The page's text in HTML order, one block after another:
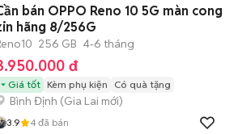
bán OPPO Reno 10 5G màn cong
hãng 8/256G
256 GB 4-6 tháng
đ
Giá tốt Kèm phụ kiện Có quà tặng
Bình Định (Gia Lai mới)
3.9 4 đã bán